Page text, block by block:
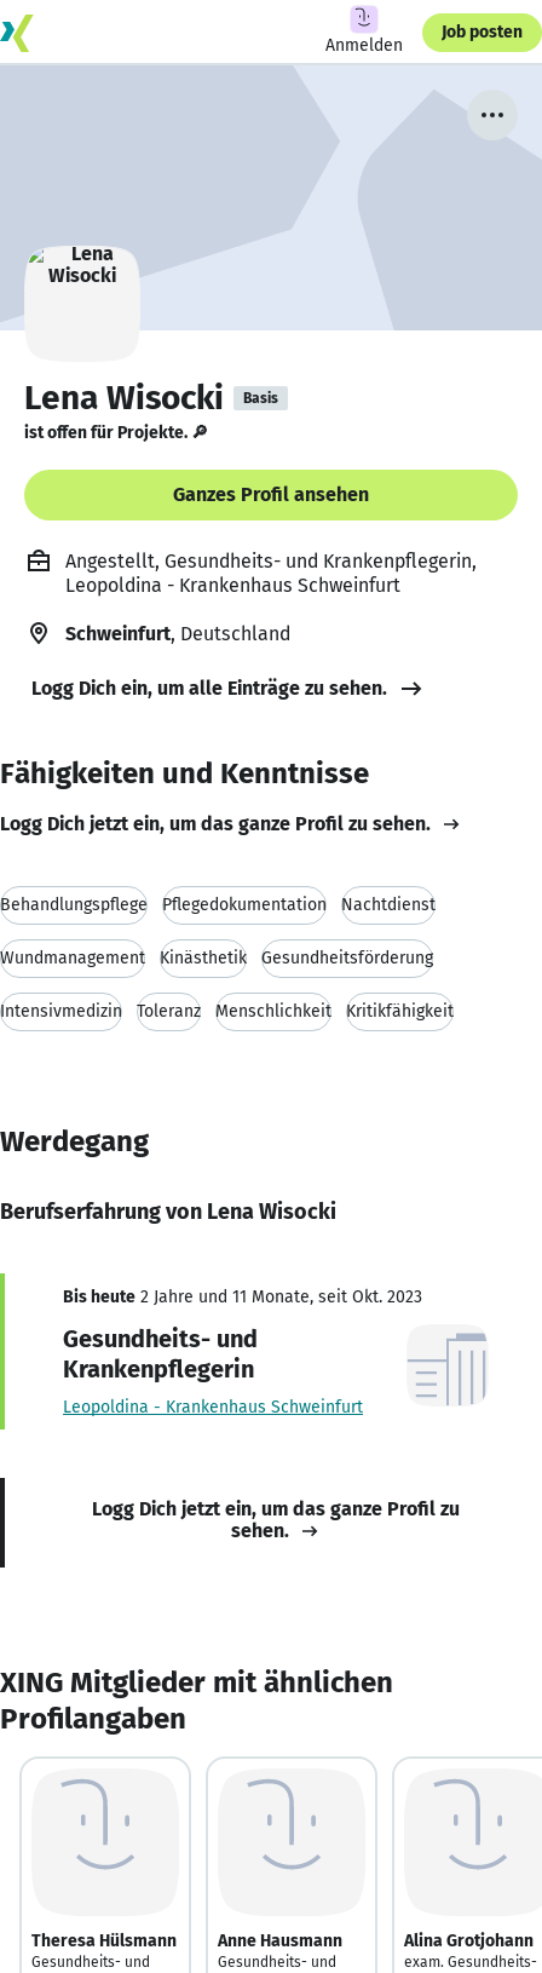
Anmelden
Job posten
Lena Wisocki Basis
ist offen für Projekte. 🔎
Ganzes Profil ansehen
Angestellt, Gesundheits- und Krankenpflegerin,
Leopoldina - Krankenhaus Schweinfurt
Schweinfurt, Deutschland
Logg Dich ein, um alle Einträge zu sehen.
Fähigkeiten und Kenntnisse
Logg Dich jetzt ein, um das ganze Profil zu sehen.
Behandlungspflege Pflegedokumentation Nachtdienst
Wundmanagement Kinästhetik Gesundheitsförderung
Intensivmedizin Toleranz Menschlichkeit Kritikfähigkeit
Werdegang
Berufserfahrung von Lena Wisocki
Bis heute 2 Jahre und 11 Monate, seit Okt. 2023
Gesundheits- und
Krankenpflegerin
Leopoldina - Krankenhaus Schweinfurt
Logg Dich jetzt ein, um das ganze Profil zu
sehen.
XING Mitglieder mit ähnlichen
Profilangaben
Theresa Hülsmann
Gesundheits- und
Anne Hausmann
Gesundheits- und
Alina Grotjohann
exam. Gesundheits-